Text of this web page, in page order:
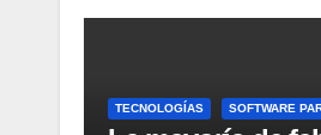
TECNOLOGÍAS SOFTWARE